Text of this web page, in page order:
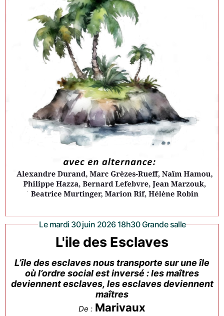
Le mardi 30 juin 2026 18h30 Grande salle
L'ile des Esclaves
L’île des esclaves nous transporte sur une île
où l’ordre social est inversé : les maîtres
deviennent esclaves, les esclaves deviennent
maîtres
De : Marivaux